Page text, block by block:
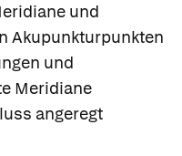
und
Akupunkturpunkten
und
Meridiane
angeregt